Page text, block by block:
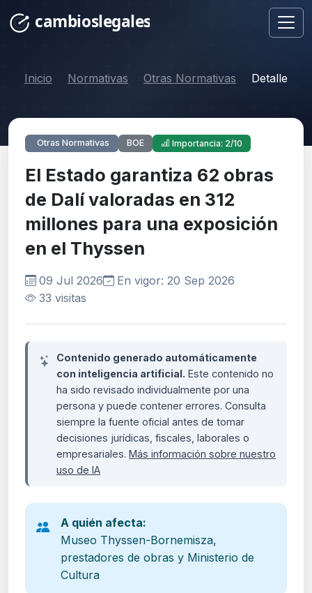
Inicio Normativas Otras Normativas Detalle
Otras Normativas BOE Importancia: 2/10
El Estado garantiza 62 obras
de Dalí valoradas en 312
millones para una exposición
en el Thyssen
09 Jul 2026
En vigor: 20 Sep 2026
33 visitas
Contenido generado automáticamente
con inteligencia artificial. Este contenido no
ha sido revisado individualmente por una
persona y puede contener errores. Consulta
siempre la fuente oficial antes de tomar
decisiones jurídicas, fiscales, laborales o
empresariales. Más información sobre nuestro
uso de IA
A quién afecta:
Museo Thyssen-Bornemisza,
prestadores de obras y Ministerio de
Cultura